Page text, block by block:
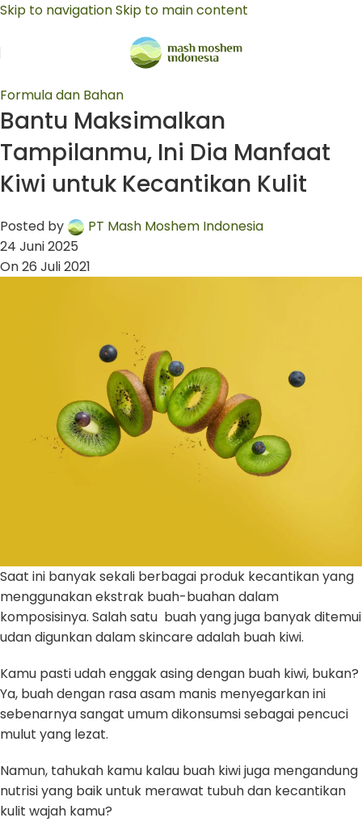
Skip to navigationSkip to main content
Formula dan Bahan
Bantu Maksimalkan
Tampilanmu, Ini Dia Manfaat
Kiwi untuk Kecantikan Kulit
Posted by
PT Mash Moshem Indonesia
24 Juni 2025
On 26 Juli 2021
Saat ini banyak sekali berbagai produk kecantikan yang
menggunakan ekstrak buah-buahan dalam
komposisinya. Salah satu buah yang juga banyak ditemui
udan digunkan dalam skincare adalah buah kiwi.
Kamu pasti udah enggak asing dengan buah kiwi, bukan?
Ya, buah dengan rasa asam manis menyegarkan ini
sebenarnya sangat umum dikonsumsi sebagai pencuci
mulut yang lezat.
Namun, tahukah kamu kalau buah kiwi juga mengandung
nutrisi yang baik untuk merawat tubuh dan kecantikan
kulit wajah kamu?